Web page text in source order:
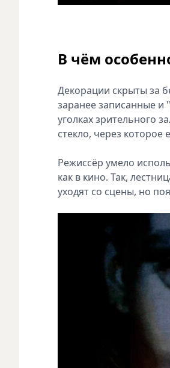
В чём
Декорации скрыты за
заранее записанные и
уголках зрительного
стекло, через
Режиссёр умело
как в кино. Так,
уходят со сцены, но